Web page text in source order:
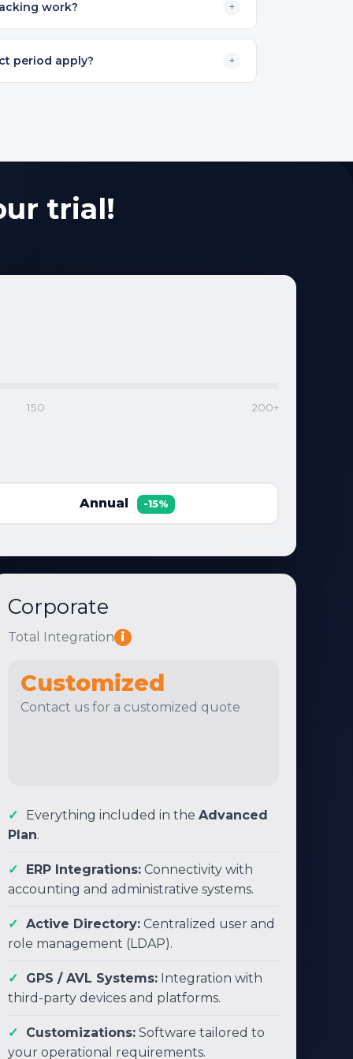
work? +
period apply? +
trial!
150 200+
Annual -15%
Corporate
Total Integration i
Customized
Contact us for a customized quote
Everything included in the Advanced
Plan.
ERP Integrations: Connectivity with
accounting and administrative systems.
Active Directory: Centralized user and
role management (LDAP).
GPS / AVL Systems: Integration with
third-party devices and platforms.
Customizations: Software tailored to
your operational requirements.